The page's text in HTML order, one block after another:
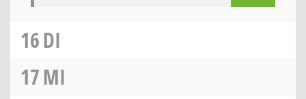
16DI
17MI